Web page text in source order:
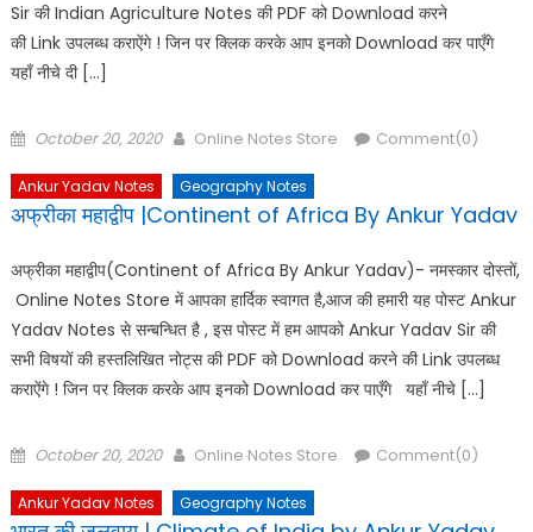
Sir की Indian Agriculture Notes की PDF को Download करने
की Link उपलब्ध कराऐंगे ! जिन पर क्लिक करके आप इनको Download कर पाएँगे
यहाँ नीचे दी […]
Posted
October 20, 2020 Author
Online Notes Store Comment(0)
Ankur Yadav Notes Geography Notes
अफ्रीका महाद्वीप |Continent of Africa By Ankur Yadav
अफ्रीका महाद्वीप(Continent of Africa By Ankur Yadav)- नमस्कार दोस्तों,
Online Notes Store में आपका हार्दिक स्वागत है,आज की हमारी यह पोस्ट Ankur
Yadav Notes से सन्बन्धित है , इस पोस्ट में हम आपको Ankur Yadav Sir की
सभी विषयों की हस्तलिखित नोट्स की PDF को Download करने की Link उपलब्ध
कराऐंगे ! जिन पर क्लिक करके आप इनको Download कर पाएँगे यहाँ नीचे […]
Posted
October 20, 2020 Author
Online Notes Store Comment(0)
Ankur Yadav Notes Geography Notes